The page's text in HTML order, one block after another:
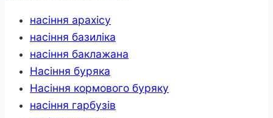
насіння арахісу
насіння базиліка
насіння баклажана
Насіння буряка
Насіння кормового буряку
насіння гарбузів